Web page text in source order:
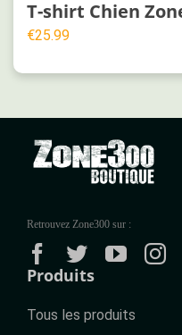
T-shirt Chien
€25.99
Retrouvez Zone300 sur :
Produits
Tous les produits